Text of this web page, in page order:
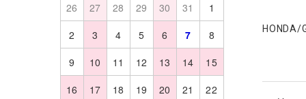
26 27 28 29 30 31
1
2
3 4 5 6 7
8
9
10 11 12 13 14
15
16
17 18 19 20 21 22
HONDA/